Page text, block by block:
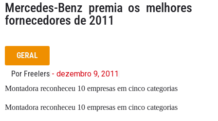
Mercedes-Benz premia os melhores
fornecedores de 2011
GERAL
Por Freelers - dezembro 9, 2011
Montadora reconheceu 10 empresas em cinco categorias
Montadora reconheceu 10 empresas em cinco categorias